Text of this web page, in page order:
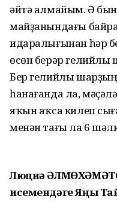
әйтә алмайым. Ә
майҙанындағы
идаралығынан һәр
өсөн берәр
Бер гелийлы
һанағанда ла,
яҡын аҡса килеп
менән тағы ла 6
Люциә
исемендәге Яңы